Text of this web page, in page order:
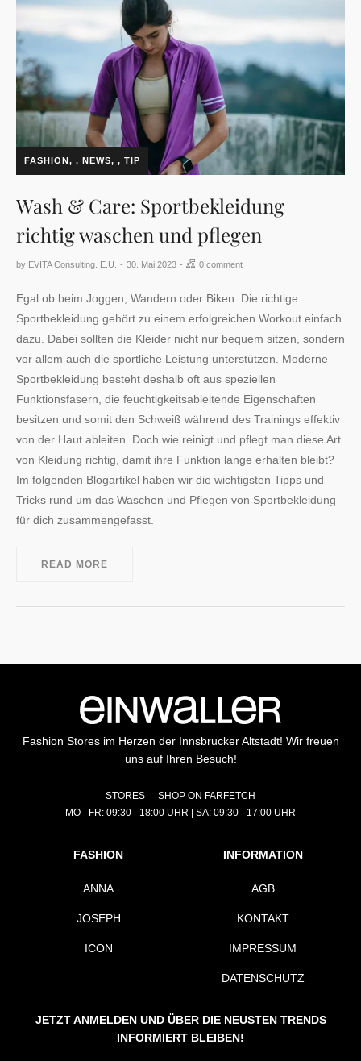
FASHION , NEWS , TIP
Wash & Care: Sportbekleidung
richtig waschen und pflegen
by EVITA Consulting. E.U. 30. Mai 2023 0 comment
Egal ob beim Joggen, Wandern oder Biken: Die richtige
Sportbekleidung gehört zu einem erfolgreichen Workout einfach
dazu. Dabei sollten die Kleider nicht nur bequem sitzen, sondern
vor allem auch die sportliche Leistung unterstützen. Moderne
Sportbekleidung besteht deshalb oft aus speziellen
Funktionsfasern, die feuchtigkeitsableitende Eigenschaften
besitzen und somit den Schweiß während des Trainings effektiv
von der Haut ableiten. Doch wie reinigt und pflegt man diese Art
von Kleidung richtig, damit ihre Funktion lange erhalten bleibt?
Im folgenden Blogartikel haben wir die wichtigsten Tipps und
Tricks rund um das Waschen und Pflegen von Sportbekleidung
für dich zusammengefasst.
READ MORE
Fashion Stores im Herzen der Innsbrucker Altstadt! Wir freuen
uns auf Ihren Besuch!
STORES
SHOP ON FARFETCH
MO - FR: 09:30 - 18:00 UHR | SA: 09:30 - 17:00 UHR
FASHION
ANNA
JOSEPH
ICON
INFORMATION
AGB
KONTAKT
IMPRESSUM
DATENSCHUTZ
JETZT ANMELDEN UND ÜBER DIE NEUSTEN TRENDS
INFORMIERT BLEIBEN!